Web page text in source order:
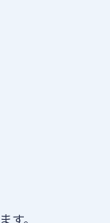
。